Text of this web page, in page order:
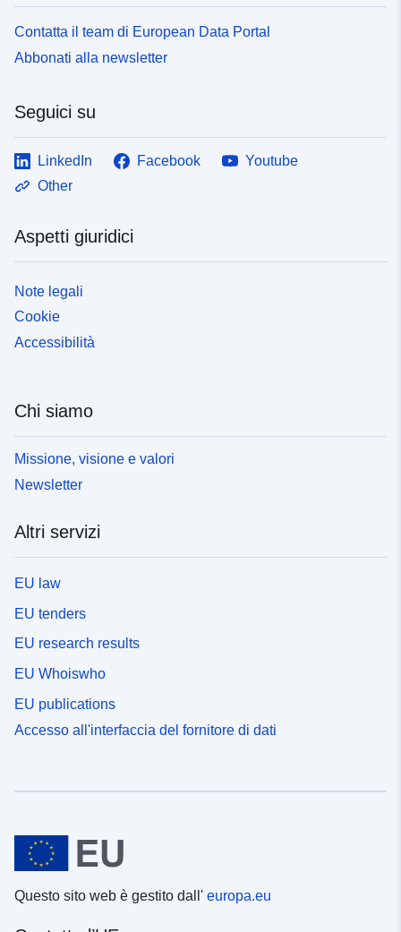
Contatta il team di European Data Portal
Abbonati alla newsletter
Seguici su
LinkedIn Facebook
Youtube
Other
Aspetti giuridici
Note legali
Cookie
Accessibilità
Chi siamo
Missione, visione e valori
Newsletter
Altri servizi
EU law
EU tenders
EU research results
EU Whoiswho
EU publications
Accesso all'interfaccia del fornitore di dati
Questo sito web è gestito dall' europa.eu